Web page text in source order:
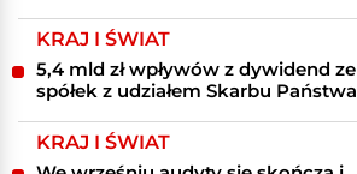
KRAJ I ŚWIAT
5,4 mld zł wpływów z dywidend ze
spółek z udziałem Skarbu Państwa
KRAJ I ŚWIAT